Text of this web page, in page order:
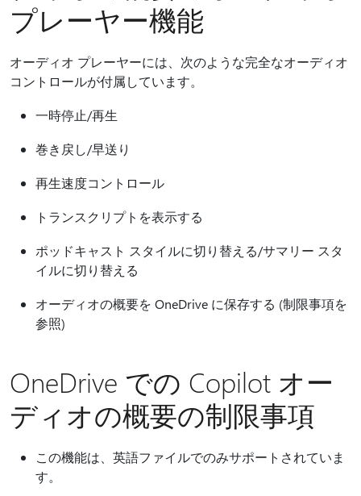
プレーヤー機能
オーディオ プレーヤーには、次のような完全なオーディオ
コントロールが付属しています。
一時停止/再生
巻き戻し/早送り
再生速度コントロール
トランスクリプトを表示する
ポッドキャスト スタイルに切り替える/サマリー スタ
イルに切り替える
オーディオの概要を OneDrive に保存する (制限事項を
参照)
OneDrive での Copilot オー
ディオの概要の制限事項
この機能は、英語ファイルでのみサポートされていま
す。